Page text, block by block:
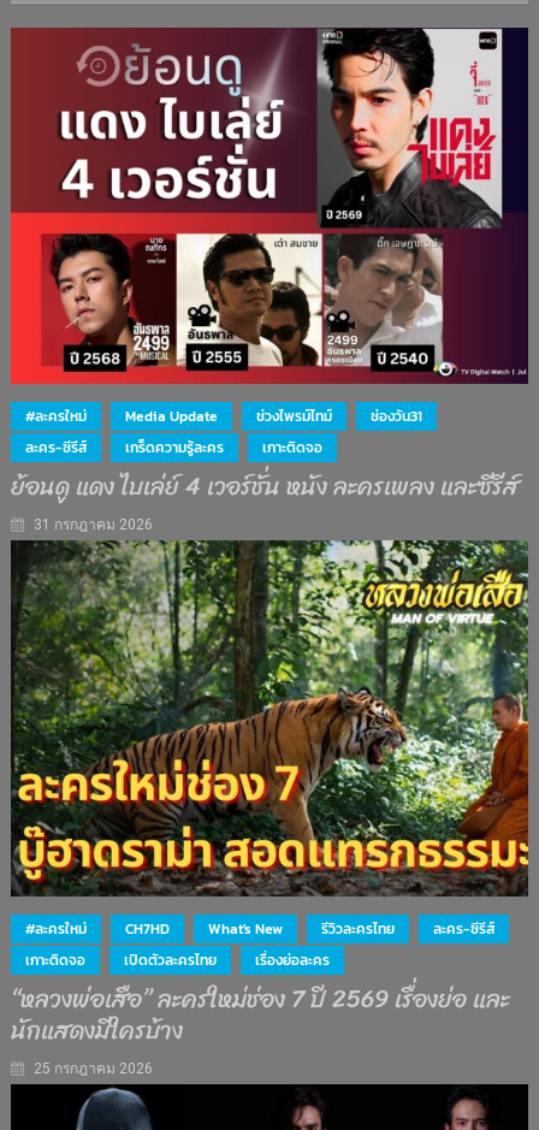
#ละครใหม่ Media Update ช่วงไพรม์ไทม์
ช่องวัน31
ละคร-ซีรีส์
เกร็ดความรู้ละคร เกาะติดจอ
ย้อนดู แดง ไบเล่ย์ 4 เวอร์ชั่น หนัง ละครเพลง และซีรีส์
31 กรกฎาคม 2026
#ละครใหม่ CH7HD What's New รีวิวละครไทย
ละคร-ซีรีส์
เกาะติดจอ
เปิดตัวละครไทย เรื่องย่อละคร
“หลวงพ่อเสือ” ละครใหม่ช่อง 7 ปี 2569 เรื่องย่อ และ
นักแสดงมีใครบ้าง
25 กรกฎาคม 2026